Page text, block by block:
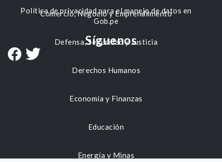
Comercio, Negocio y Emprendimiento
Defensa, Seguridad y Justicia
Derechos Humanos
Economía y Finanzas
Educación
Energía y Minas
Política de privacidad para el manejo de datos en
Gob.pe
Síguenos